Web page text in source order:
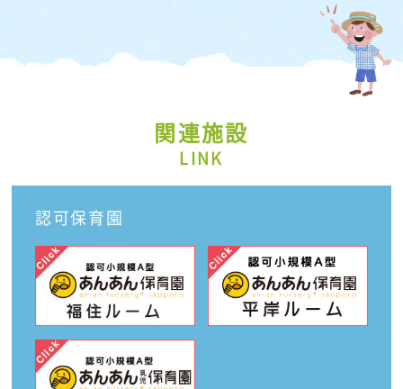
関連施設
LINK
認可保育園